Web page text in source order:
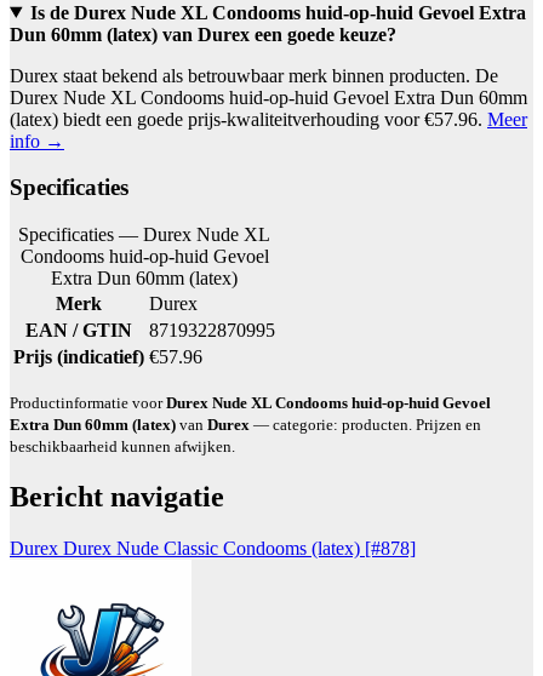
Is de Durex Nude XL Condooms huid-op-huid Gevoel Extra
Dun 60mm (latex) van Durex een goede keuze?
Durex staat bekend als betrouwbaar merk binnen producten. De
Durex Nude XL Condooms huid-op-huid Gevoel Extra Dun 60mm
(latex) biedt een goede prijs-kwaliteitverhouding voor €57.96. Meer
info →
Specificaties
Specificaties — Durex Nude XL
Condooms huid-op-huid Gevoel
Extra Dun 60mm (latex)
Merk
Durex
EAN / GTIN
8719322870995
Prijs (indicatief) €57.96
Productinformatie voorDurex Nude XL Condooms huid-op-huid Gevoel
Extra Dun 60mm (latex) van Durex — categorie: producten. Prijzen en
beschikbaarheid kunnen afwijken.
Bericht navigatie
Durex Durex Nude Classic Condooms (latex) [#878]